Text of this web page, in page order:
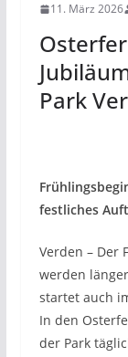
11. März 2026
Park
festliches
Verden – Der
werden
startet auch
In den
der Park